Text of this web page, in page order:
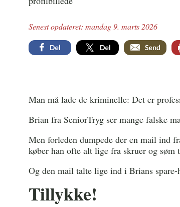
Senest opdateret: mandag 9. marts 2026
Facebook Twitter Email
Man må lade de kriminelle: Det er
Brian fra SeniorTryg ser mange falske
Men forleden dumpede der en mail ind
køber han ofte alt lige fra skruer og søm
Og den mail talte lige ind i Brians spare-
Tillykke!